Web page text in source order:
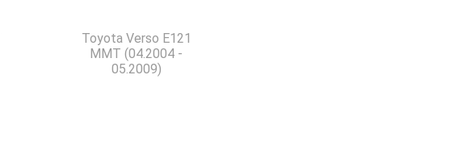
Toyota Verso E121
MMT (04.2004 -
05.2009)